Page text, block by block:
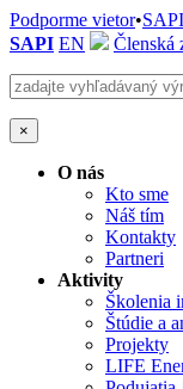
Podporme vietor•
SAPI EN Členská
×
O nás
Kto sme
Náš tím
Kontakty
Partneri
Aktivity
Školenia
Štúdie a
Projekty
LIFE